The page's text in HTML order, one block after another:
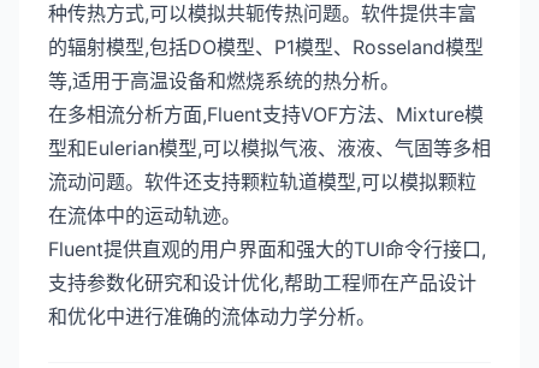
种传热方式,可以模拟共轭传热问题。软件提供丰富
的辐射模型,包括DO模型、P1模型、Rosseland模型
等,适用于高温设备和燃烧系统的热分析。
在多相流分析方面,Fluent支持VOF方法、Mixture模
型和Eulerian模型,可以模拟气液、液液、气固等多相
流动问题。软件还支持颗粒轨道模型,可以模拟颗粒
在流体中的运动轨迹。
Fluent提供直观的用户界面和强大的TUI命令行接口,
支持参数化研究和设计优化,帮助工程师在产品设计
和优化中进行准确的流体动力学分析。